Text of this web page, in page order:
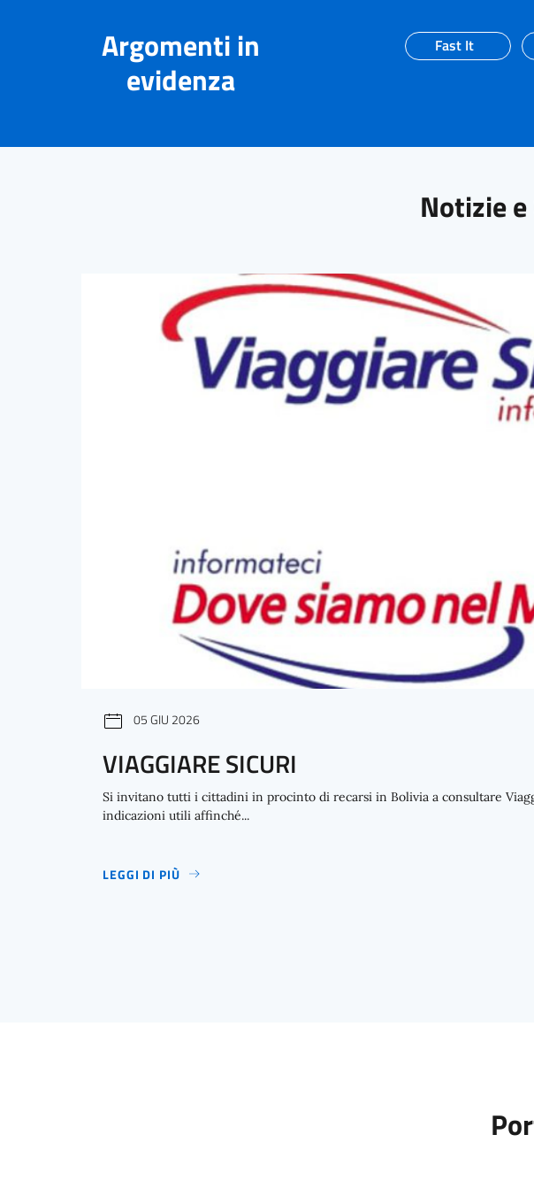
Argomenti in
evidenza
Fast It
Notizie
05 GIU 2026
VIAGGIARE SICURI
Si invitano tutti i cittadini in procinto di recarsi in Bolivia a consultare
indicazioni utili affinché...
LEGGI DI PIÙ